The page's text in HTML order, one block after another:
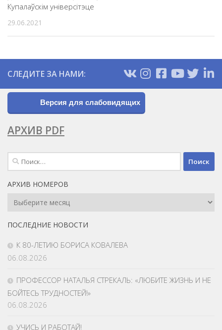
Купалаўскім універсітэце
29.06.2021
СЛЕДИТЕ ЗА НАМИ:
Версия для слабовидящих
АРХИВ PDF
Найти:
АРХИВ НОМЕРОВ
Архив
ПОСЛЕДНИЕ НОВОСТИ
К 80-ЛЕТИЮ БОРИСА КОВАЛЕВА
06.08.2026
ПРОФЕССОР НАТАЛЬЯ СТРЕКАЛЬ: «ЛЮБИТЕ ЖИЗНЬ И НЕ
БОЙТЕСЬ ТРУДНОСТЕЙ!»
06.08.2026
УЧИСЬ И РАБОТАЙ!